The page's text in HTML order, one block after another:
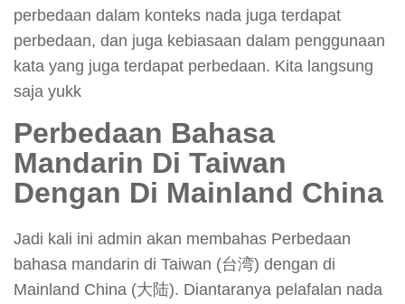
perbedaan dalam konteks nada juga terdapat
perbedaan, dan juga kebiasaan dalam penggunaan
kata yang juga terdapat perbedaan. Kita langsung
saja yukk
Perbedaan Bahasa
Mandarin Di Taiwan
Dengan Di Mainland China
Jadi kali ini admin akan membahas Perbedaan
bahasa mandarin di Taiwan (台湾) dengan di
Mainland China (大陆). Diantaranya pelafalan nada